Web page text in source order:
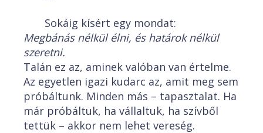
Sokáig kísért egy mondat:
Megbánás nélkül élni, és határok nélkül
szeretni.
Talán ez az, aminek valóban van értelme.
Az egyetlen igazi kudarc az, amit meg sem
próbáltunk. Minden más – tapasztalat. Ha
már próbáltuk, ha vállaltuk, ha szívből
tettük – akkor nem lehet vereség.